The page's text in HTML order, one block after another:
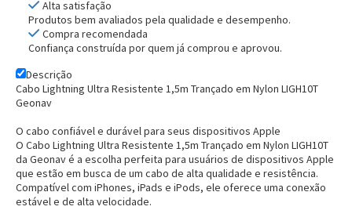
Alta satisfação
Produtos bem avaliados pela qualidade e desempenho.
Compra recomendada
Confiança construída por quem já comprou e aprovou.
Descrição
Cabo Lightning Ultra Resistente 1,5m Trançado em Nylon LIGH10T
Geonav
O cabo confiável e durável para seus dispositivos Apple
O Cabo Lightning Ultra Resistente 1,5m Trançado em Nylon LIGH10T
da Geonav é a escolha perfeita para usuários de dispositivos Apple
que estão em busca de um cabo de alta qualidade e resistência.
Compatível com iPhones, iPads e iPods, ele oferece uma conexão
estável e de alta velocidade.